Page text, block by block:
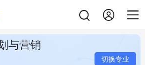
与营销
切换专业